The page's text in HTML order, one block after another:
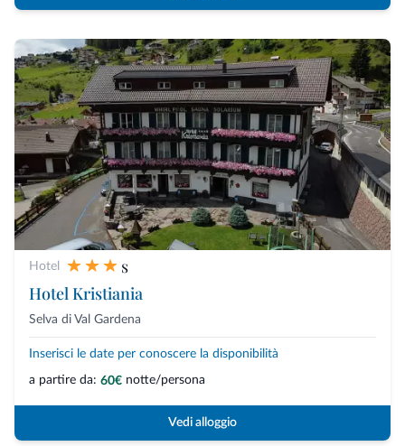
Hotel
s
Hotel Kristiania
Selva di Val Gardena
Inserisci le date per conoscere la disponibilità
a partire da: 60€ notte/persona
Vedi alloggio